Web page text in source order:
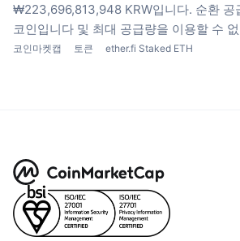
₩223,696,813,948 KRW입니다. 순환 공
코인입니다 및 최대 공급량을 이용할 수
코인마켓캡 토큰 ether.fi Staked ETH